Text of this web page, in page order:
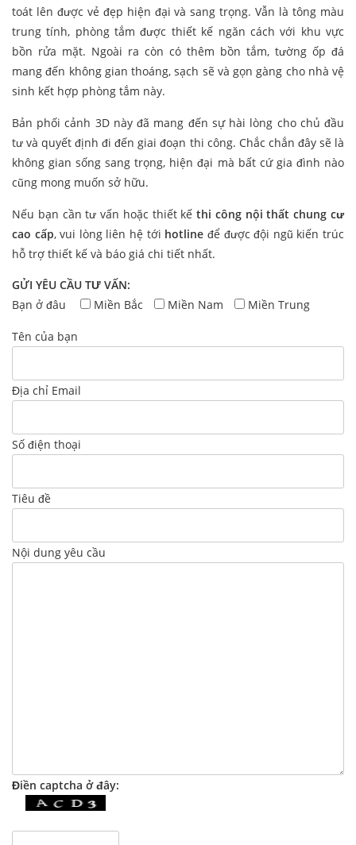
toát lên được vẻ đẹp hiện đại và sang trọng. Vẫn là tông màu
trung tính, phòng tắm được thiết kế ngăn cách với khu vực
bồn rửa mặt. Ngoài ra còn có thêm bồn tắm, tường ốp đá
mang đến không gian thoáng, sạch sẽ và gọn gàng cho nhà vệ
sinh kết hợp phòng tắm này.
Bản phối cảnh 3D này đã mang đến sự hài lòng cho chủ đầu
tư và quyết định đi đến giai đoạn thi công. Chắc chắn đây sẽ là
không gian sống sang trọng, hiện đại mà bất cứ gia đình nào
cũng mong muốn sở hữu.
Nếu bạn cần tư vấn hoặc thiết kếthi công nội thất chung cư
cao cấp, vui lòng liên hệ tới hotline để được đội ngũ kiến trúc
hỗ trợ thiết kế và báo giá chi tiết nhất.
GỬI YÊU CẦU TƯ VẤN:
Bạn ở đâu
Miền Bắc Miền Nam Miền Trung
Tên của bạn
Địa chỉ Email
Số điện thoại
Tiêu đề
Nội dung yêu cầu
Điền captcha ở đây: